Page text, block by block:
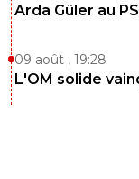
Arda Güler au
09 août , 19:28
L'OM solide